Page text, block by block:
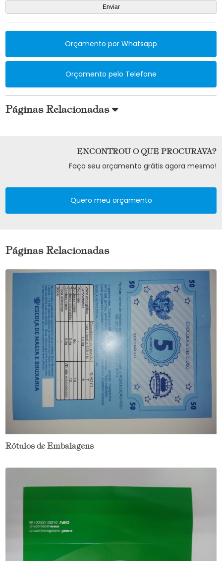
Orçamento por Whatsapp
Orçamento pelo Telefone
Páginas Relacionadas
ENCONTROU O QUE PROCURAVA?
Faça seu orçamento grátis agora mesmo!
Quero meu orçamento
Páginas Relacionadas
Rótulos de Embalagens